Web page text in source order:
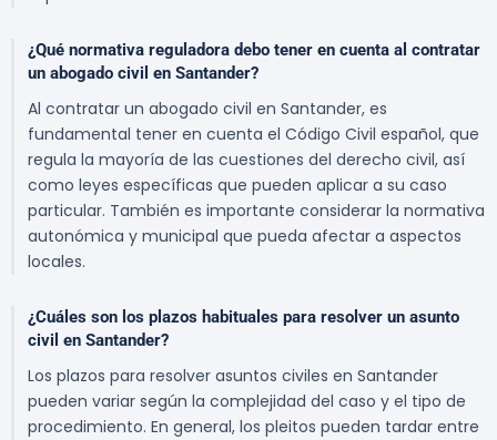
¿Qué normativa reguladora debo tener en cuenta al contratar
un abogado civil en Santander?
Al contratar un abogado civil en Santander, es
fundamental tener en cuenta el Código Civil español, que
regula la mayoría de las cuestiones del derecho civil, así
como leyes específicas que pueden aplicar a su caso
particular. También es importante considerar la normativa
autonómica y municipal que pueda afectar a aspectos
locales.
¿Cuáles son los plazos habituales para resolver un asunto
civil en Santander?
Los plazos para resolver asuntos civiles en Santander
pueden variar según la complejidad del caso y el tipo de
procedimiento. En general, los pleitos pueden tardar entre